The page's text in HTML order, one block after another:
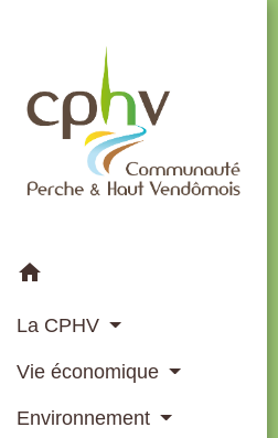
home
La CPHV
Vie économique
Environnement